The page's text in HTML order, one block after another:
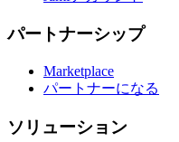
パートナーシップ
Marketplace
パートナーになる
ソリューション